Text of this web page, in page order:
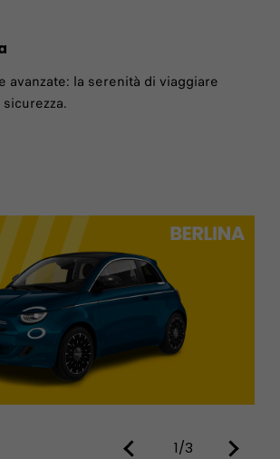
avanzate: la serenità di viaggiare
1/3